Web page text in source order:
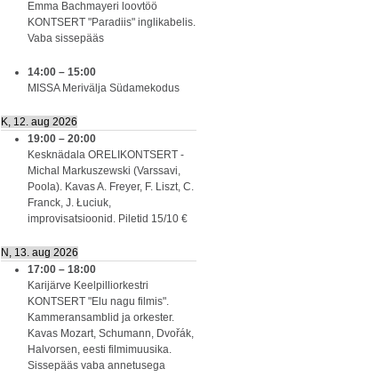
Emma Bachmayeri loovtöö
KONTSERT "Paradiis" inglikabelis.
Vaba sissepääs
14:00 – 15:00
MISSA Merivälja Südamekodus
K, 12. aug 2026
19:00 – 20:00
Kesknädala ORELIKONTSERT -
Michal Markuszewski (Varssavi,
Poola). Kavas A. Freyer, F. Liszt, C.
Franck, J. Łuciuk,
improvisatsioonid. Piletid 15/10 €
N, 13. aug 2026
17:00 – 18:00
Karijärve Keelpilliorkestri
KONTSERT "Elu nagu filmis".
Kammeransamblid ja orkester.
Kavas Mozart, Schumann, Dvořák,
Halvorsen, eesti filmimuusika.
Sissepääs vaba annetusega